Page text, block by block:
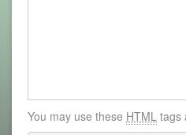
You may use these HTML tags